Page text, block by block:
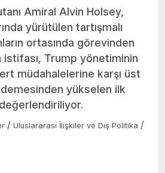
Amiral Alvin Holsey,
yürütülen tartışmalı
ortasında görevinden
istifası, Trump yönetiminin
müdahalelerine karşı üst
yükselen ilk
/ Uluslararası İlişkiler ve Dış Politika /